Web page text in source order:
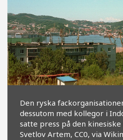
Den ryska
dessutom med kollegor i
satte press på den kinesiske
Svetlov Artem, CC0, via